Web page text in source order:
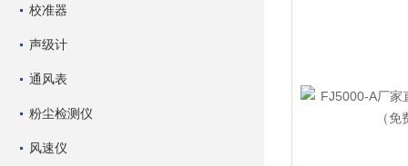
校准器
声级计
通风表
粉尘检测仪
风速仪